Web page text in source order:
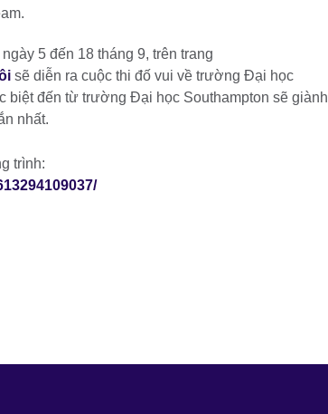
5 đến 18 tháng 9, trên trang
sẽ diễn ra cuộc thi đố vui về trường Đại học
biệt đến từ trường Đại học Southampton sẽ giành
nhất.
trình: